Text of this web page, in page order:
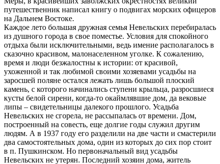
путешественник написал книгу о подвигах морских офицеров
на Дальнем Востоке.
Каждое лето большая дружная семья Невельских перебиралась
из душного города в свое поместье. Условия для спокойного
отдыха были исключительными, ведь имение располагалось в
сказочно красивом, малонаселенном уголке. К сожалению,
время и люди безжалостны к истории: от красивой,
ухоженной и так любимой своими хозяевами усадьбы на
заросшей поляне остался лежать лишь большой плоский
камень, с которого начинались ступени крыльца, разросшиеся
кусты белой сирени, когда-то окаймлявшие дом, да вековые
липы – свидетельницы далекого прошлого. Усадьба
Невельских не сгорела, не рассыпалась от времени. Дом,
построенный на совесть, еще долгие годы служил другим
людям. А в 1937 году его разделили на две части и смастерили
два самостоятельных дома, один из которых до сих пор стоит
в п. Пушкинском. Но первоначальный вид усадьбы
Невельских не утерян. Последний хозяин дома, житель